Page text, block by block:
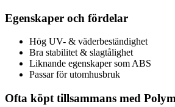
Egenskaper och fördelar
Hög UV- & väderbeständighet
Bra stabilitet & slagtålighet
Liknande egenskaper som ABS
Passar för utomhusbruk
Ofta köpt tillsammans med